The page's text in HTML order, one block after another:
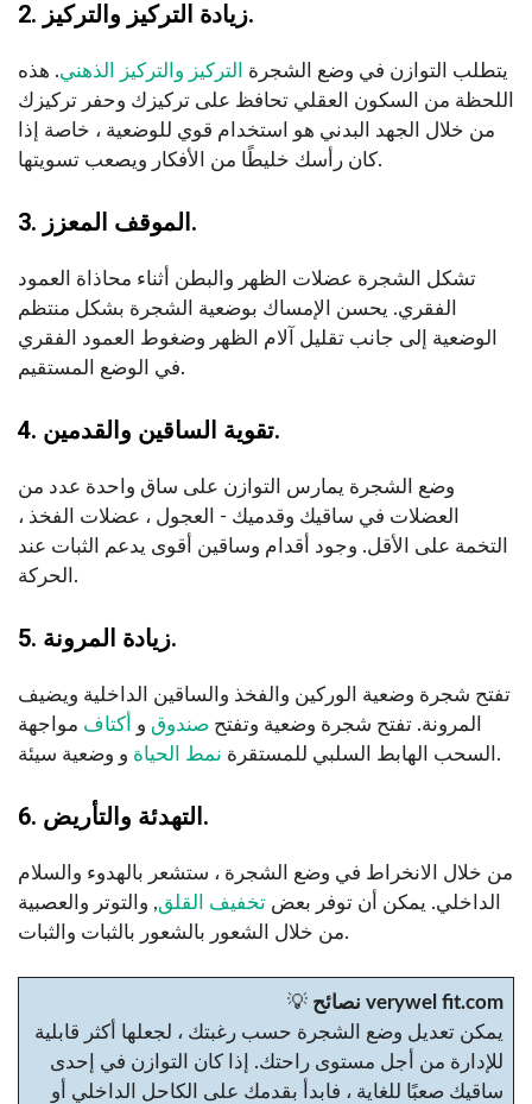
2. زيادة التركيز والتركيز.
يتطلب التوازن في وضع الشجرة التركيز والتركيز الذهني. هذه
اللحظة من السكون العقلي تحافظ على تركيزك وحفر تركيزك
من خلال الجهد البدني هو استخدام قوي للوضعية ، خاصة إذا
كان رأسك خليطًا من الأفكار ويصعب تسويتها.
3. الموقف المعزز.
تشكل الشجرة عضلات الظهر والبطن أثناء محاذاة العمود
الفقري. يحسن الإمساك بوضعية الشجرة بشكل منتظم
الوضعية إلى جانب تقليل آلام الظهر وضغوط العمود الفقري
في الوضع المستقيم.
4. تقوية الساقين والقدمين.
وضع الشجرة يمارس التوازن على ساق واحدة عدد من
العضلات في ساقيك وقدميك - العجول ، عضلات الفخذ ،
التخمة على الأقل. وجود أقدام وساقين أقوى يدعم الثبات عند
الحركة.
5. زيادة المرونة.
تفتح شجرة وضعية الوركين والفخذ والساقين الداخلية ويضيف
المرونة. تفتح شجرة وضعية وتفتح صندوق و أكتاف مواجهة
السحب الهابط السلبي للمستقرة نمط الحياة و وضعية سيئة.
6. التهدئة والتأريض.
من خلال الانخراط في وضع الشجرة ، ستشعر بالهدوء والسلام
الداخلي. يمكن أن توفر بعض تخفيف القلق, والتوتر والعصبية
من خلال الشعور بالشعور بالثبات والثبات.
💡
نصائح verywel fit.com
يمكن تعديل وضع الشجرة حسب رغبتك ، لجعلها أكثر قابلية
للإدارة من أجل مستوى راحتك. إذا كان التوازن في إحدى
ساقيك صعبًا للغاية ، فابدأ بقدمك على الكاحل الداخلي أو